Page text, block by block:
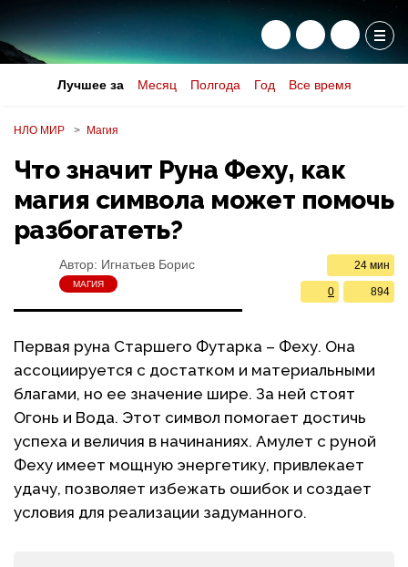
Лучшее за Месяц Полгода Год Все время
НЛО МИР Магия
Что значит Руна Феху, как
магия символа может помочь
разбогатеть?
Автор: Игнатьев Борис
МАГИЯ
24 мин
894
0
Первая руна Старшего Футарка – Феху. Она
ассоциируется с достатком и материальными
благами, но ее значение шире. За ней стоят
Огонь и Вода. Этот символ помогает достичь
успеха и величия в начинаниях. Амулет с руной
Феху имеет мощную энергетику, привлекает
удачу, позволяет избежать ошибок и создает
условия для реализации задуманного.